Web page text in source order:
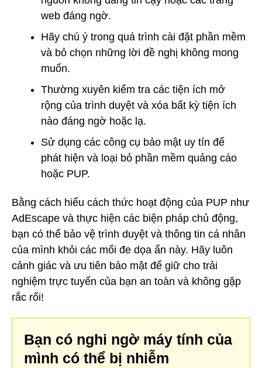
web đáng ngờ.
Hãy chú ý trong quá trình cài đặt phần mềm
và bỏ chọn những lời đề nghị không mong
muốn.
Thường xuyên kiểm tra các tiện ích mở
rộng của trình duyệt và xóa bất kỳ tiện ích
nào đáng ngờ hoặc lạ.
Sử dụng các công cụ bảo mật uy tín để
phát hiện và loại bỏ phần mềm quảng cáo
hoặc PUP.
Bằng cách hiểu cách thức hoạt động của PUP như
AdEscape và thực hiện các biện pháp chủ động,
bạn có thể bảo vệ trình duyệt và thông tin cá nhân
của mình khỏi các mối đe dọa ẩn này. Hãy luôn
cảnh giác và ưu tiên bảo mật để giữ cho trải
nghiệm trực tuyến của bạn an toàn và không gặp
rắc rối!
Bạn có nghi ngờ máy tính của
mình có thể bị nhiễm